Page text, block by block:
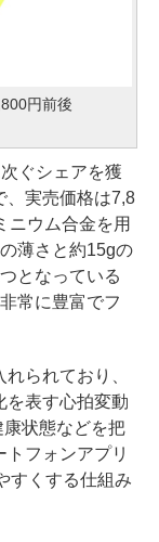
円前後
ぐシェアを獲
、実売価格は7,8
ニウム合金を用
薄さと約15gの
となっている
常に豊富でフ
られており、
を表す心拍変動
状態などを把
フォンアプリ
すくする仕組み